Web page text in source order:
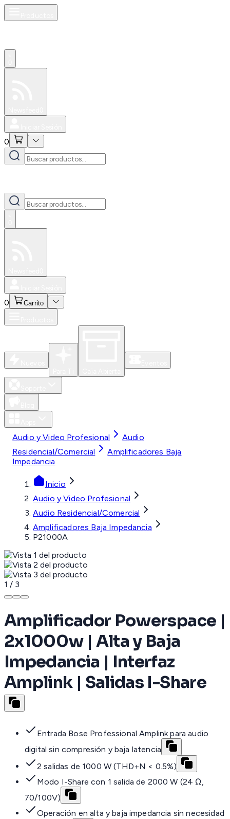
0
0 Carrito
Audio y Video Profesional
Audio
Residencial/Comercial
Amplificadores Baja
Impedancia
Inicio
Audio y Video Profesional
Audio Residencial/Comercial
Amplificadores Baja Impedancia
P21000A
1 / 3
Amplificador Powerspace |
2x1000w | Alta y Baja
Impedancia | Interfaz
Amplink | Salidas I-Share
Entrada Bose Professional Amplink para audio
digital sin compresión y baja latencia
2 salidas de 1000 W (THD+N < 0.5%)
Modo I-Share con 1 salida de 2000 W (24 Ω,
70/100V)
Operación en alta y baja impedancia sin necesidad